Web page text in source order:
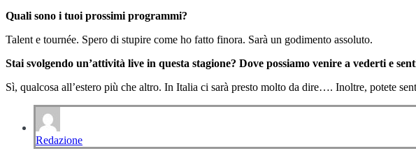
Quali sono i tuoi prossimi programmi?
Talent e tournée. Spero di stupire come ho fatto finora. Sarà un godimento assoluto.
Stai svolgendo un’attività live in questa stagione? Dove possiamo venire a vederti e
Sì, qualcosa all’estero più che altro. In Italia ci sarà presto molto da dire…. Inoltre, potete
Redazione